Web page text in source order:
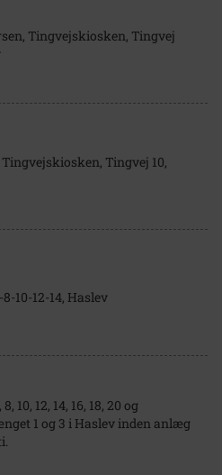
Tingvejskiosken, Tingvej
Tingvej 10,
10-12-14, Haslev
10, 12, 14, 16, 18, 20 og
1 og 3 i Haslev inden anlæg